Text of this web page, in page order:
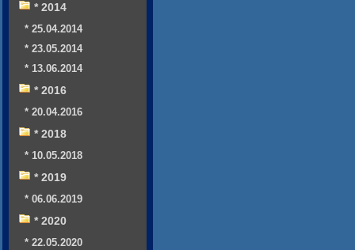
* 2014
* 25.04.2014
* 23.05.2014
* 13.06.2014
* 2016
* 20.04.2016
* 2018
* 10.05.2018
* 2019
* 06.06.2019
* 2020
* 22.05.2020